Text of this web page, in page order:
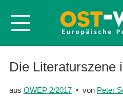
Startseite
Die Literaturszene
aus OWEP 2/2017• von Peter